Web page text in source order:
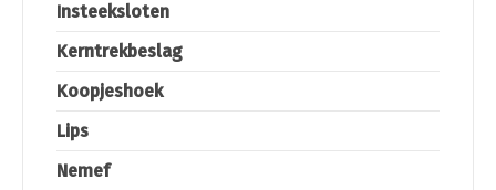
Insteeksloten
Kerntrekbeslag
Koopjeshoek
Lips
Nemef